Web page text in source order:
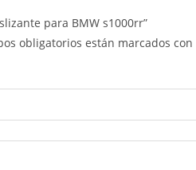
para BMW s1000rr”
obligatorios están marcados con